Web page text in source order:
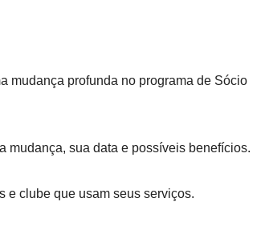
mudança profunda no programa de Sócio
mudança, sua data e possíveis benefícios.
e clube que usam seus serviços.